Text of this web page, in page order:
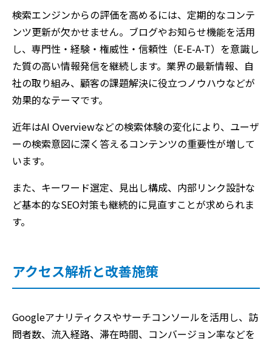
検索エンジンからの評価を高めるには、定期的なコンテ
ンツ更新が欠かせません。ブログやお知らせ機能を活用
し、専門性・経験・権威性・信頼性（E-E-A-T）を意識し
た質の高い情報発信を継続します。業界の最新情報、自
社の取り組み、顧客の課題解決に役立つノウハウなどが
効果的なテーマです。
近年はAI Overviewなどの検索体験の変化により、ユーザ
ーの検索意図に深く答えるコンテンツの重要性が増して
います。
また、キーワード選定、見出し構成、内部リンク設計な
ど基本的なSEO対策も継続的に見直すことが求められま
す。
アクセス解析と改善施策
Googleアナリティクスやサーチコンソールを活用し、訪
問者数、流入経路、滞在時間、コンバージョン率などを